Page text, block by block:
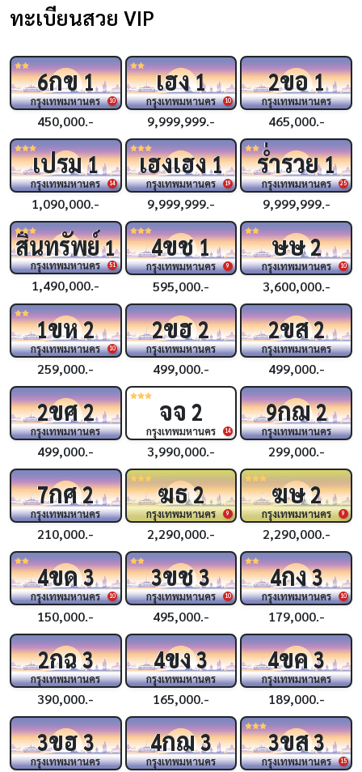
ทะเบียนสวย VIP
10
6กข1
กรุงเทพมหานคร
450,000.-
10
เฮง1
กรุงเทพมหานคร
9,999,999.-
2ขอ1
กรุงเทพมหานคร
465,000.-
14
เปรม1
กรุงเทพมหานคร
1,090,000.-
19
เฮงเฮง1
กรุงเทพมหานคร
9,999,999.-
25
ร่ำรวย1
กรุงเทพมหานคร
9,999,999.-
51
สินทรัพย์1
กรุงเทพมหานคร
1,490,000.-
9
4ขช1
กรุงเทพมหานคร
595,000.-
10
ษษ2
กรุงเทพมหานคร
3,600,000.-
10
1ขห2
กรุงเทพมหานคร
259,000.-
2ขฮ2
กรุงเทพมหานคร
499,000.-
2ขส2
กรุงเทพมหานคร
499,000.-
2ขศ2
กรุงเทพมหานคร
499,000.-
14
จจ 2
กรุงเทพมหานคร
3,990,000.-
9กฌ2
กรุงเทพมหานคร
299,000.-
7กศ2
กรุงเทพมหานคร
210,000.-
9
ฆธ2
กรุงเทพมหานคร
2,290,000.-
9
ฆษ2
กรุงเทพมหานคร
2,290,000.-
10
4ขด3
กรุงเทพมหานคร
150,000.-
10
3ขช3
กรุงเทพมหานคร
495,000.-
10
4กง3
กรุงเทพมหานคร
179,000.-
2กฉ3
กรุงเทพมหานคร
390,000.-
4ขง3
กรุงเทพมหานคร
165,000.-
4ขค3
กรุงเทพมหานคร
189,000.-
3ขฮ3
กรุงเทพมหานคร
4กฌ3
กรุงเทพมหานคร 15
3ขส3
กรุงเทพมหานคร